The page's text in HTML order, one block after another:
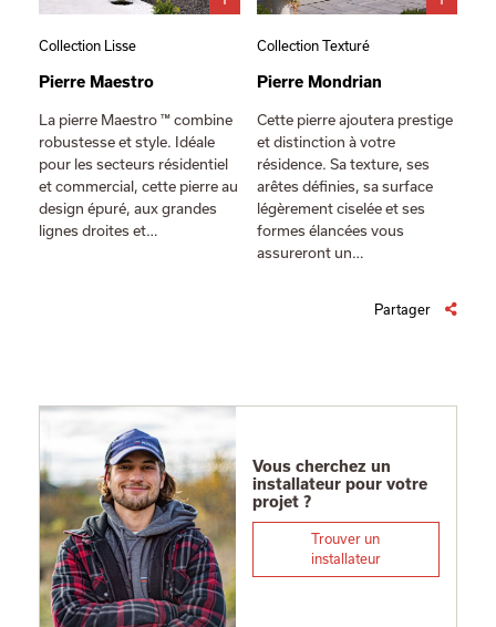
Collection Lisse
Pierre Maestro
La pierre Maestro ™ combine
robustesse et style. Idéale
pour les secteurs résidentiel
et commercial, cette pierre au
design épuré, aux grandes
lignes droites et…
Collection Texturé
Pierre Mondrian
Cette pierre ajoutera prestige
et distinction à votre
résidence. Sa texture, ses
arêtes définies, sa surface
légèrement ciselée et ses
formes élancées vous
assureront un…
Partager
Vous cherchez un
installateur pour votre
projet ?
Trouver un
installateur